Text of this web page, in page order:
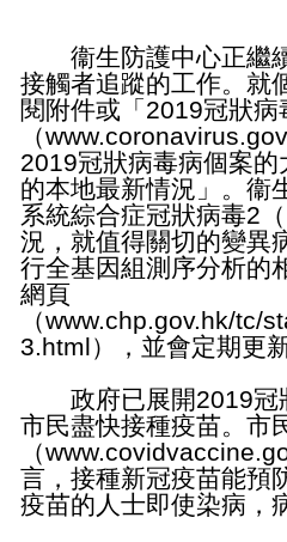
衞生防護中心正繼續
接觸者追蹤的工作。就
閱附件或「2019冠狀
（
2019冠狀病毒病個案
的本地最新情況」。衞
系統綜合症冠狀病毒2
況，就值得關切的變異
行全基因組測序分析的
網頁
（www.chp.gov.hk/tc/
3.html），並會定期更
政府已展開2019冠
市民盡快接種疫苗。市
（
言，接種新冠疫苗能預
疫苗的人士即使染病，